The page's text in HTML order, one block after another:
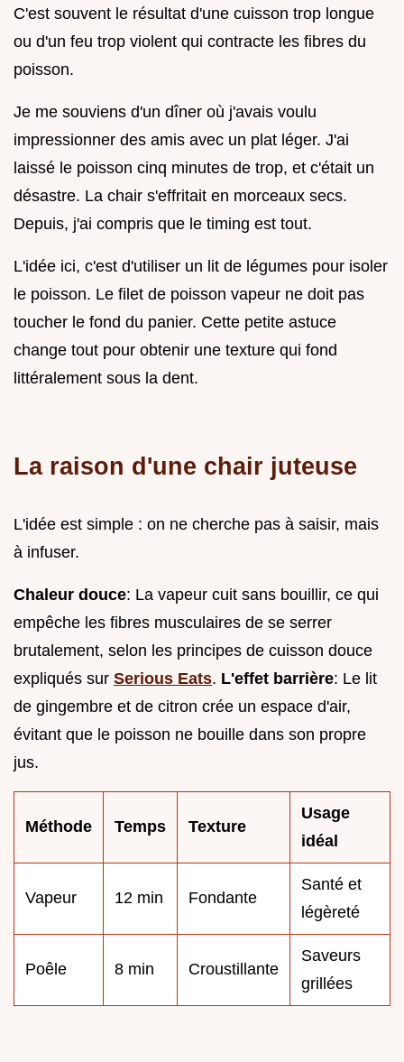
C'est souvent le résultat d'une cuisson trop longue
ou d'un feu trop violent qui contracte les fibres du
poisson.
Je me souviens d'un dîner où j'avais voulu
impressionner des amis avec un plat léger. J'ai
laissé le poisson cinq minutes de trop, et c'était un
désastre. La chair s'effritait en morceaux secs.
Depuis, j'ai compris que le timing est tout.
L'idée ici, c'est d'utiliser un lit de légumes pour isoler
le poisson. Le filet de poisson vapeur ne doit pas
toucher le fond du panier. Cette petite astuce
change tout pour obtenir une texture qui fond
littéralement sous la dent.
La raison d'une chair juteuse
L'idée est simple : on ne cherche pas à saisir, mais
à infuser.
Chaleur douce: La vapeur cuit sans bouillir, ce qui
empêche les fibres musculaires de se serrer
brutalement, selon les principes de cuisson douce
expliqués sur Serious Eats. L'effet barrière: Le lit
de gingembre et de citron crée un espace d'air,
évitant que le poisson ne bouille dans son propre
jus.
Méthode Temps Texture
Usage
idéal
Vapeur 12 min Fondante
Santé et
légèreté
Poêle 8 min Croustillante
Saveurs
grillées